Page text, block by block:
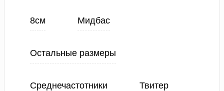
8см Мидбас
Остальные размеры
Среднечастотники Твитер